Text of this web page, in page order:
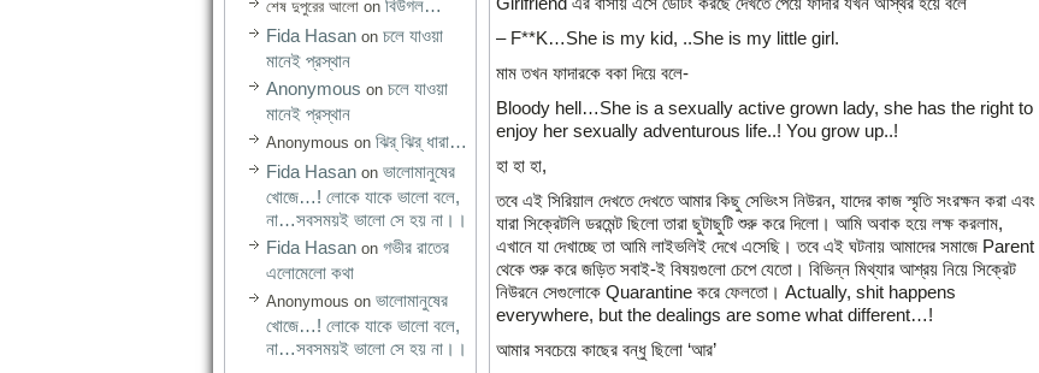
শেষ দুপুরের আলো on বিউগল…
Fida Hasan on চলে যাওয়া
মানেই প্রস্থান
Anonymous on চলে যাওয়া
মানেই প্রস্থান
Anonymous on ঝির্‌ ঝির্‌ ধারা…
Fida Hasan on ভালোমানুষের
খোজে…! লোকে যাকে ভালো বলে,
না…সবসময়ই ভালো সে হয় না।।
Fida Hasan on গভীর রাতের
এলোমেলো কথা
Anonymous on ভালোমানুষের
খোজে…! লোকে যাকে ভালো বলে,
না…সবসময়ই ভালো সে হয় না।।
– F**K…She is my kid, ..She is my little girl.
মাম তখন ফাদারকে বকা দিয়ে বলে-
Bloody hell…She is a sexually active grown lady, she has the right to
enjoy her sexually adventurous life..! You grow up..!
হা হা হা,
তবে এই সিরিয়াল দেখতে দেখতে আমার কিছু সেভিংস নিউরন, যাদের কাজ স্মৃতি সংরক্ষন করা এবং
যারা সিক্রেটলি ডরমেন্ট ছিলো তারা ছুটাছুটি শুরু করে দিলো। আমি অবাক হয়ে লক্ষ করলাম,
এখানে যা দেখাচ্ছে তা আমি লাইভলিই দেখে এসেছি। তবে এই ঘটনায় আমাদের সমাজে Parent
থেকে শুরু করে জড়িত সবাই-ই বিষয়গুলো চেপে যেতো। বিভিন্ন মিথ্যার আশ্রয় নিয়ে সিক্রেট
নিউরনে সেগুলোকে Quarantine করে ফেলতো। Actually, shit happens
everywhere, but the dealings are some what different…!
আমার সবচেয়ে কাছের বন্ধু ছিলো ‘আর’